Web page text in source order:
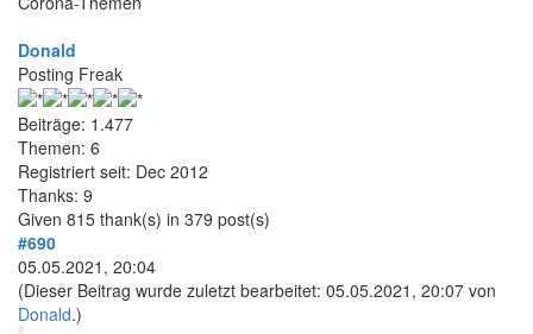
Donald
Posting Freak
Beiträge: 1.477
Themen: 6
Registriert seit: Dec 2012
Thanks: 9
Given 815 thank(s) in 379 post(s)
#690
05.05.2021, 20:04
(Dieser Beitrag wurde zuletzt bearbeitet: 05.05.2021, 20:07 von
Donald.)